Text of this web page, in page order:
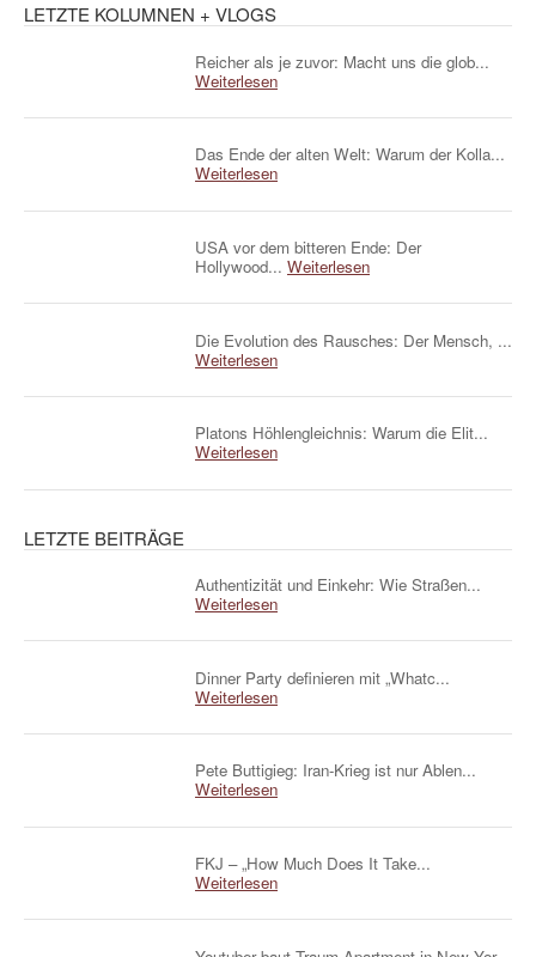
LETZTE KOLUMNEN + VLOGS
Reicher als je zuvor: Macht uns die glob...
Weiterlesen
Das Ende der alten Welt: Warum der Kolla...
Weiterlesen
USA vor dem bitteren Ende: Der
Hollywood... Weiterlesen
Die Evolution des Rausches: Der Mensch, ...
Weiterlesen
Platons Höhlengleichnis: Warum die Elit...
Weiterlesen
LETZTE BEITRÄGE
Authentizität und Einkehr: Wie Straßen...
Weiterlesen
Dinner Party definieren mit „Whatc...
Weiterlesen
Pete Buttigieg: Iran-Krieg ist nur Ablen...
Weiterlesen
FKJ – „How Much Does It Take...
Weiterlesen